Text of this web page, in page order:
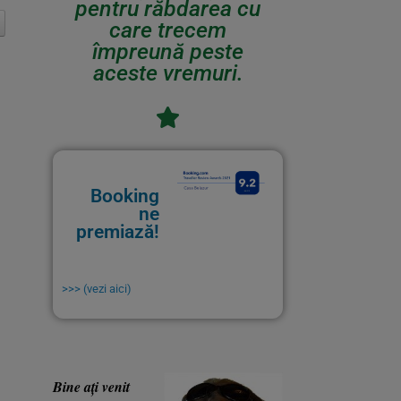
pentru răbdarea cu
care trecem
împreună peste
aceste vremuri.
Booking
ne
premiază!
>>> (vezi aici)
Bine ați venit